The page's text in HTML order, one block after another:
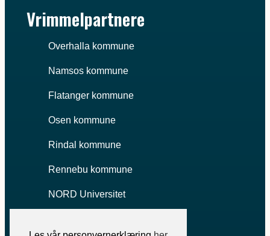
Vrimmelpartnere
Overhalla kommune
Namsos kommune
Flatanger kommune
Osen kommune
Rindal kommune
Rennebu kommune
NORD Universitet